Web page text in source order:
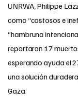
UNRWA, Philippe
como “costosos e
“hambruna
reportaron 17
esperando ayuda el
una solución
Gaza.